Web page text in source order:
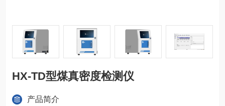
HX-TD型煤真密度检测仪
产品简介